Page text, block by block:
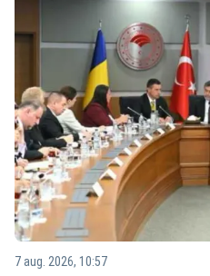
7 aug. 2026, 10:57